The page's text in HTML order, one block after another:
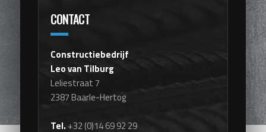
CONTACT
Constructiebedrijf
Leo van Tilburg
Leliestraat 7
2387 Baarle-Hertog
Tel. +32 (0)14 69 92 29